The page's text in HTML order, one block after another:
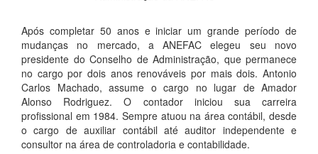
Após completar 50 anos e iniciar um grande período de
mudanças no mercado, a ANEFAC elegeu seu novo
presidente do Conselho de Administração, que permanece
no cargo por dois anos renováveis por mais dois. Antonio
Carlos Machado, assume o cargo no lugar de Amador
Alonso Rodriguez. O contador iniciou sua carreira
profissional em 1984. Sempre atuou na área contábil, desde
o cargo de auxiliar contábil até auditor independente e
consultor na área de controladoria e contabilidade.